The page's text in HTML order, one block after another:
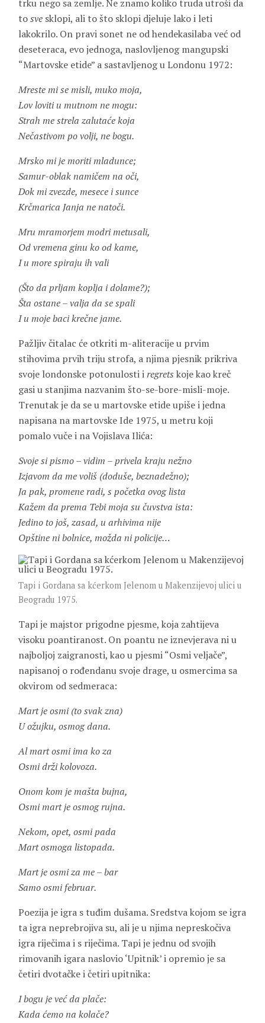
trku nego sa zemlje. Ne znamo koliko truda utroši da
tosve sklopi, ali to što sklopi djeluje lako i leti
lakokrilo. On pravi sonet ne od hendekasilaba već od
deseteraca, evo jednoga, naslovljenog mangupski
“Martovske etide” a sastavljenog u Londonu 1972:
Mreste mi se misli, muko moja,
Lov loviti u mutnom ne mogu:
Strah me strela zalutaće koja
Nečastivom po volji, ne bogu.
Mrsko mi je moriti mladunce;
Samur-oblak namičem na oči,
Dok mi zvezde, mesece i sunce
Krčmarica Janja ne natoči.
Mru mramorjem modri metusali,
Od vremena ginu ko od kame,
I u more spiraju ih vali
(Što da prljam koplja i dolame?);
Šta ostane – valja da se spali
I u moje baci krečne jame.
Pažljiv čitalac će otkriti m-aliteracije u prvim
stihovima prvih triju strofa, a njima pjesnik prikriva
svoje londonske potonulosti iregrets koje kao kreč
gasi u stanjima nazvanim što-se-bore-misli-moje.
Trenutak je da se u martovske etide upiše i jedna
napisana na martovske Ide 1975, u metru koji
pomalo vuče i naVojislava Ilića:
Svoje si pismo – vidim – privela kraju nežno
Izjavom da me voliš (doduše, beznadežno);
Ja pak, promene radi, s početka ovog lista
Kažem da prema Tebi moja su čuvstva ista:
Jedino to još, zasad, u arhivima nije
Opštine ni bolnice, možda ni policije…
Tapi i Gordana sa kćerkom Jelenom u Makenzijevoj ulici u
Beogradu 1975.
Tapi je majstor prigodne pjesme, koja zahtijeva
visoku poantiranost. On poantu ne iznevjerava ni u
najboljoj zaigranosti, kao u pjesmi “Osmi veljače”,
napisanoj o rođendanu svoje drage, u osmercima sa
okvirom od sedmeraca:
Mart je osmi (to svak zna)
U ožujku, osmog dana.
Al mart osmi ima ko za
Osmi drži kolovoza.
Onom kom je mašta bujna,
Osmi mart je osmog rujna.
Nekom, opet, osmi pada
Mart osmoga listopada.
Mart je osmi za me – bar
Samo osmi februar.
Poezija je igra s tuđim dušama. Sredstva kojom se igra
ta igra neprebrojiva su, ali je u njima nepreskočiva
igra riječima i s riječima. Tapi je jednu od svojih
rimovanih igara naslovio ‘Upitnik’ i opremio je sa
četiri dvotačke i četiri upitnika:
I bogu je već da plače:
Kada ćemo na kolače?